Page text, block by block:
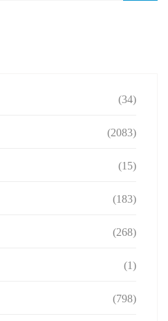
(34)
(2083)
(15)
(183)
(268)
(1)
(798)